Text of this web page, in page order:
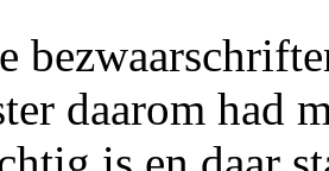
daarom had